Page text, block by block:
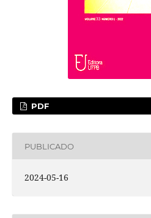
PDF
PUBLICADO
2024-05-16